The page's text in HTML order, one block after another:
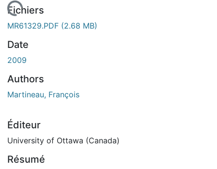
Fichiers
MR61329.PDF (2.68 MB)
Date
2009
Authors
Martineau, François
Éditeur
University of Ottawa (Canada)
Résumé